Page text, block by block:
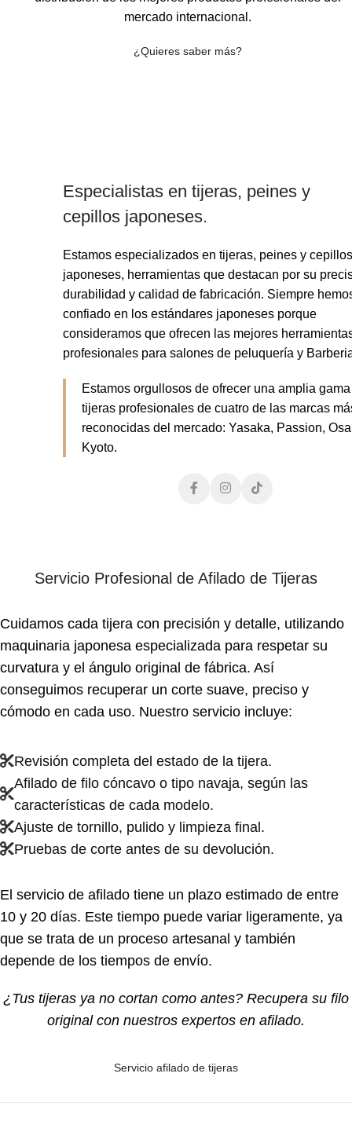
mercado internacional.
¿Quieres saber más?
Especialistas en tijeras, peines y
cepillos japoneses.
Estamos especializados en tijeras, peines y cepillos
japoneses, herramientas que destacan por su
durabilidad y calidad de fabricación. Siempre
confiado en los estándares japoneses porque
consideramos que ofrecen las mejores
profesionales para salones de peluquería y
Estamos orgullosos de ofrecer una amplia
tijeras profesionales de cuatro de las marcas
reconocidas del mercado: Yasaka, Passion,
Kyoto.
Servicio Profesional de Afilado de Tijeras
Cuidamos cada tijera con precisión y detalle, utilizando
maquinaria japonesa especializada para respetar su
curvatura y el ángulo original de fábrica. Así
conseguimos recuperar un corte suave, preciso y
cómodo en cada uso. Nuestro servicio incluye:
Revisión completa del estado de la tijera.
Afilado de filo cóncavo o tipo navaja, según las
características de cada modelo.
Ajuste de tornillo, pulido y limpieza final.
Pruebas de corte antes de su devolución.
El servicio de afilado tiene un plazo estimado de entre
10 y 20 días. Este tiempo puede variar ligeramente, ya
que se trata de un proceso artesanal y también
depende de los tiempos de envío.
¿Tus tijeras ya no cortan como antes? Recupera su filo
original con nuestros expertos en afilado.
Servicio afilado de tijeras